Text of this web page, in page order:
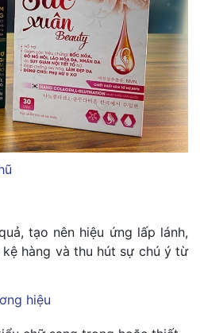
tạo nên hiệu ứng lấp lánh,
hàng và thu hút sự chú ý từ
hiệu